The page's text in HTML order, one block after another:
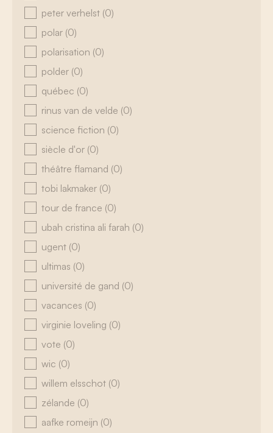
peter verhelst (0)
polar (0)
polarisation (0)
polder (0)
québec (0)
rinus van de velde (0)
science fiction (0)
siècle d'or (0)
théâtre flamand (0)
tobi lakmaker (0)
tour de france (0)
ubah cristina ali farah (0)
ugent (0)
ultimas (0)
université de gand (0)
vacances (0)
virginie loveling (0)
vote (0)
wic (0)
willem elsschot (0)
zélande (0)
aafke romeijn (0)